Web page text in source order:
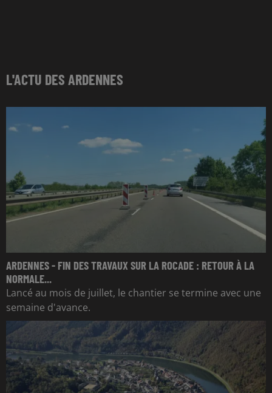
L'ACTU DES ARDENNES
ARDENNES - FIN DES TRAVAUX SUR LA ROCADE : RETOUR À LA
NORMALE...
Lancé au mois de juillet, le chantier se termine avec une
semaine d'avance.